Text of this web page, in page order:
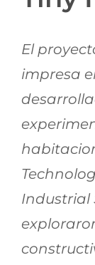
El
impresa
Industrial